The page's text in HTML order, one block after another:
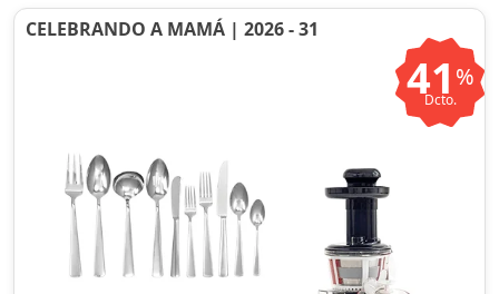
CELEBRANDO A MAMÁ | 2026 - 31
41 %
Dcto.